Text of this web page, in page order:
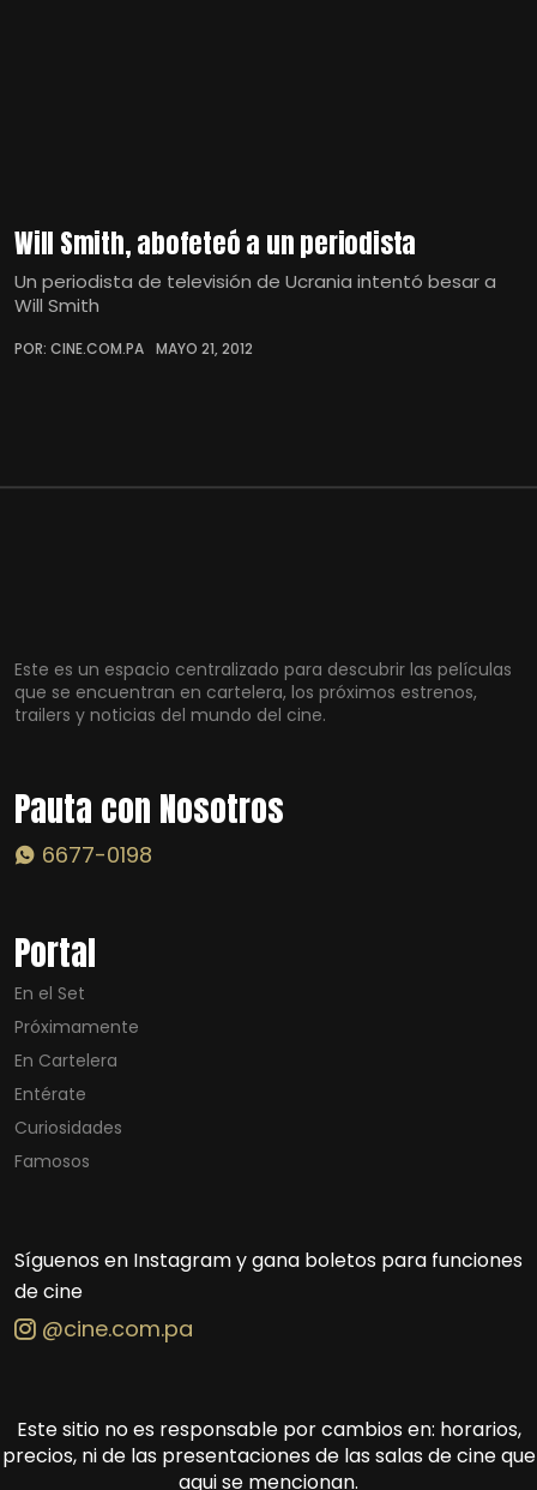
Will Smith, abofeteó a un periodista
Un periodista de televisión de Ucrania intentó besar a
Will Smith
POR: CINE.COM.PA MAYO 21, 2012
Este es un espacio centralizado para descubrir las películas
que se encuentran en cartelera, los próximos estrenos,
trailers y noticias del mundo del cine.
Pauta con Nosotros
6677-0198
Portal
En el Set
Próximamente
En Cartelera
Entérate
Curiosidades
Famosos
Síguenos en Instagram y gana boletos para funciones
de cine
@cine.com.pa
Este sitio no es responsable por cambios en: horarios,
precios, ni de las presentaciones de las salas de cine que
aqui se mencionan.